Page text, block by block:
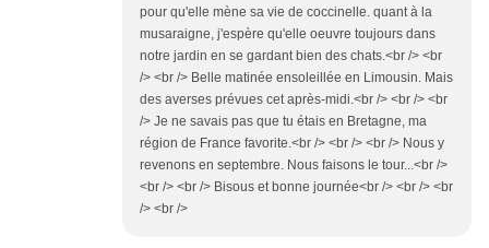
pour qu'elle mène sa vie de coccinelle. quant à la
musaraigne, j'espère qu'elle oeuvre toujours dans
notre jardin en se gardant bien des chats.<br /> <br
/> <br /> Belle matinée ensoleillée en Limousin. Mais
des averses prévues cet après-midi.<br /> <br /> <br
/> Je ne savais pas que tu étais en Bretagne, ma
région de France favorite.<br /> <br /> <br /> Nous y
revenons en septembre. Nous faisons le tour...<br />
<br /> <br /> Bisous et bonne journée<br /> <br /> <br
/> <br />